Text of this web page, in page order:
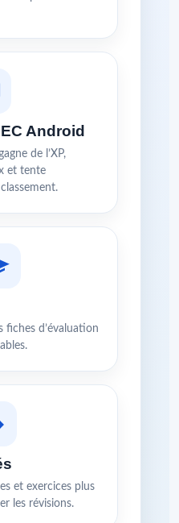
Android
de l’XP,
et tente
fiches d’évaluation
et exercices plus
les révisions.